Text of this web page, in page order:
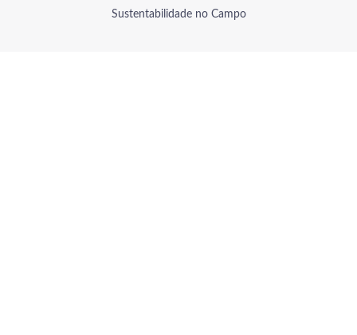
Sustentabilidade no Campo